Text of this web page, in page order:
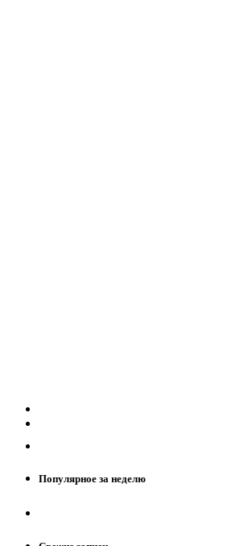
Популярное за неделю